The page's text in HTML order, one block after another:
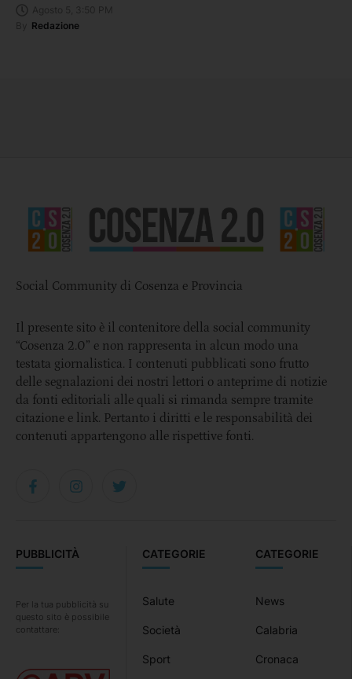
Redazione
CATEGORIE
News
Calabria
Cronaca
CATEGORIE
Salute
Società
Sport
PUBBLICITÀ
Per la tua pubblicità su
questo sito è possibile
contattare:
Social Community di Cosenza e Provincia
Il presente sito è il contenitore della social community
“Cosenza 2.0” e non rappresenta in alcun modo una
testata giornalistica. I contenuti pubblicati sono frutto
delle segnalazioni dei nostri lettori o anteprime di notizie
da fonti editoriali alle quali si rimanda sempre tramite
citazione e link. Pertanto i diritti e le responsabilità dei
contenuti appartengono alle rispettive fonti.